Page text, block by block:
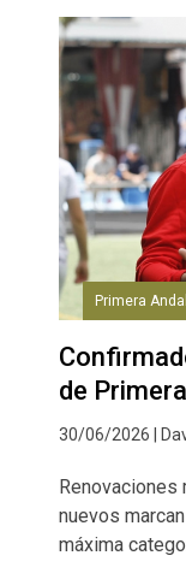
Primera
de
30/06/2026 |
nuevos
máxima